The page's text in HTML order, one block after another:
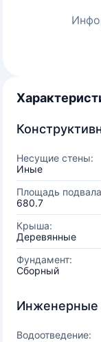
Несущие стены:
Иные
Площадь
680.7
Крыша:
Деревянные
Фундамент:
Сборный
Инженерные
Водоотведение: